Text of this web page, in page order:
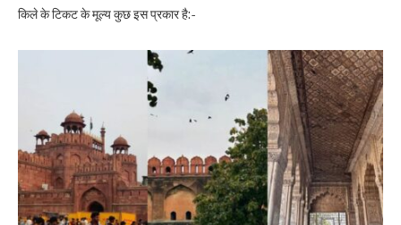
किले के टिकट के मूल्य कुछ इस प्रकार है:-